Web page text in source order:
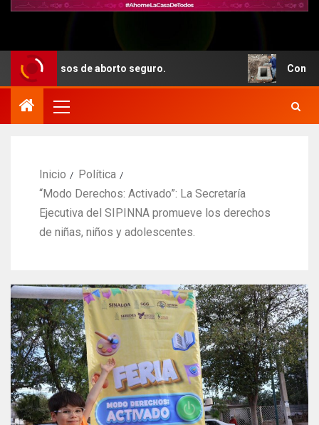
de aborto seguro. Con recursos del
Inicio
Política
“Modo Derechos: Activado”: La Secretaría
Ejecutiva del SIPINNA promueve los derechos
de niñas, niños y adolescentes.